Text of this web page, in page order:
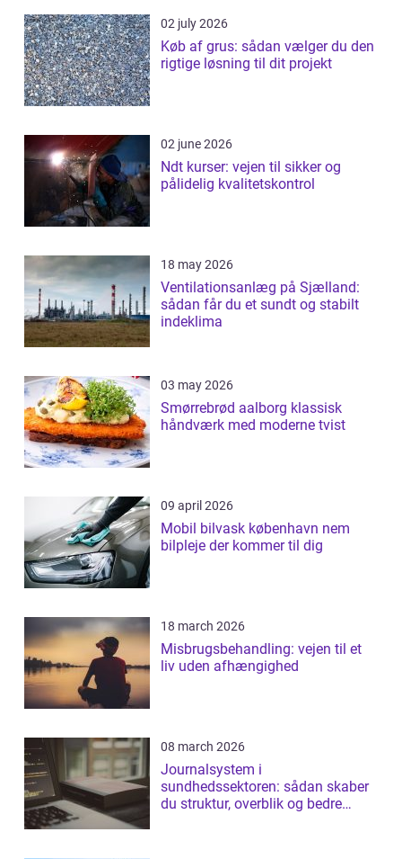
02 july 2026
Køb af grus: sådan vælger du den
rigtige løsning til dit projekt
02 june 2026
Ndt kurser: vejen til sikker og
pålidelig kvalitetskontrol
18 may 2026
Ventilationsanlæg på Sjælland:
sådan får du et sundt og stabilt
indeklima
03 may 2026
Smørrebrød aalborg klassisk
håndværk med moderne tvist
09 april 2026
Mobil bilvask københavn nem
bilpleje der kommer til dig
18 march 2026
Misbrugsbehandling: vejen til et
liv uden afhængighed
08 march 2026
Journalsystem i
sundhedssektoren: sådan skaber
du struktur, overblik og bedre